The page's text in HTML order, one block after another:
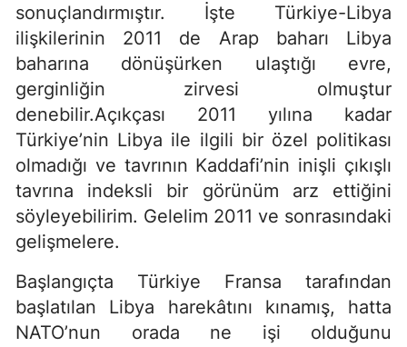
sonuçlandırmıştır. İşte Türkiye-Libya
ilişkilerinin 2011 de Arap baharı Libya
baharına dönüşürken ulaştığı evre,
gerginliğin zirvesi olmuştur
denebilir.Açıkçası 2011 yılına kadar
Türkiye’nin Libya ile ilgili bir özel politikası
olmadığı ve tavrının Kaddafi’nin inişli çıkışlı
tavrına indeksli bir görünüm arz ettiğini
söyleyebilirim. Gelelim 2011 ve sonrasındaki
gelişmelere.
Başlangıçta Türkiye Fransa tarafından
başlatılan Libya harekâtını kınamış, hatta
NATO’nun orada ne işi olduğunu